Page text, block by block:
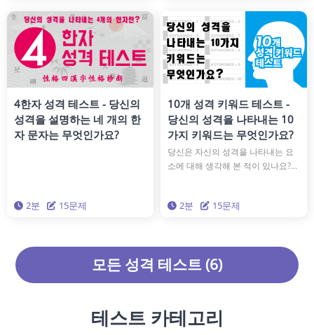
격 분석 이론을 기반으로 한 이 테스
트로, 진정한 성격을 깊이 이해해보
세요.
4한자 성격 테스트 - 당신의
성격을 설명하는 네 개의 한
자 문자는 무엇인가요?
2분 15문제
10개 성격 키워드 테스트 -
당신의 성격을 나타내는 10
가지 키워드는 무엇인가요?
당신은 자신의 성격을 나타내는 요
소에 대해 생각해 본 적이 있나요?
성격을 키워드로 시각화하면 어떤
트해보세요!
2분 15문제
모든 성격 테스트 (6)
테스트 카테고리